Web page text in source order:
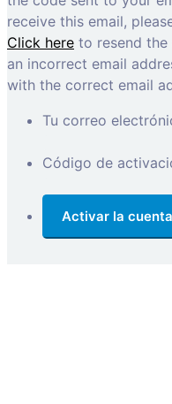
receive this email,
Click here to resend
an incorrect email
with the correct email
Tu correo
Código de